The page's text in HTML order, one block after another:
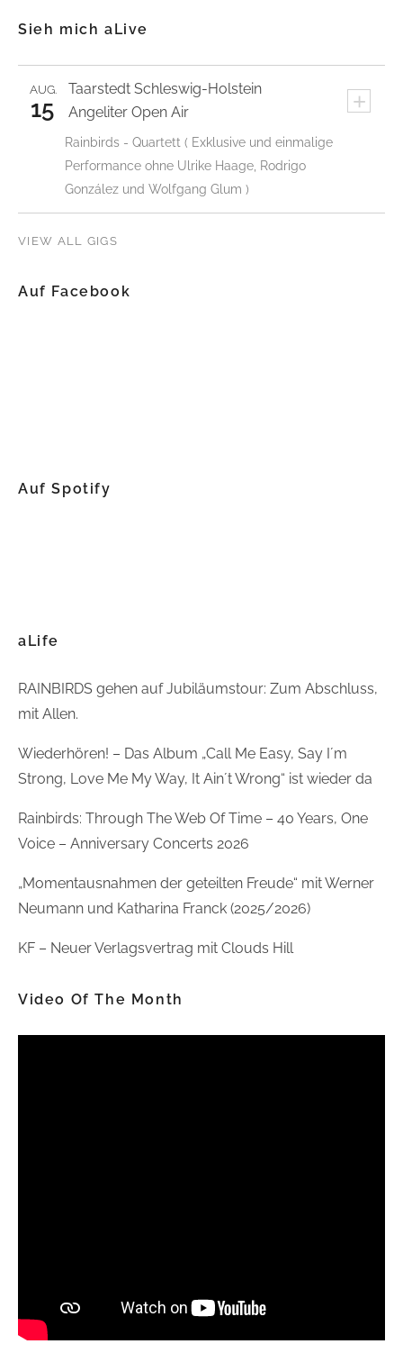
Sieh mich aLive
Taarstedt Schleswig-Holstein +
AUG.
15 Angeliter Open Air
Rainbirds - Quartett ( Exklusive und einmalige
Performance ohne Ulrike Haage, Rodrigo
González und Wolfgang Glum )
VIEW ALL GIGS
Auf Facebook
Auf Spotify
aLife
RAINBIRDS gehen auf Jubiläumstour: Zum Abschluss,
mit Allen.
Wiederhören! – Das Album „Call Me Easy, Say I´m
Strong, Love Me My Way, It Ain´t Wrong“ ist wieder da
Rainbirds: Through The Web Of Time – 40 Years, One
Voice – Anniversary Concerts 2026
„Momentausnahmen der geteilten Freude“ mit Werner
Neumann und Katharina Franck (2025/2026)
KF – Neuer Verlagsvertrag mit Clouds Hill
Video Of The Month